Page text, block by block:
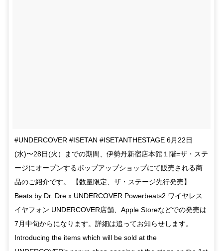
#UNDERCOVER #ISETAN #ISETANTHESTAGE 6月22日
(水)〜28日(火）までの期間、伊勢丹新宿店本館１階=ザ・ステ
ージにオープンするポップアップショップにて販売される商
品のご紹介です。 【数量限定、ザ・ステージ先行発売】
Beats by Dr. Dre x UNDERCOVER Powerbeats2 ワイヤレス
イヤフォン UNDERCOVER店舗、Apple Storeなどでの発売は
7月中旬からになります。詳細は追ってお知らせします。
Introducing the items which will be sold at the